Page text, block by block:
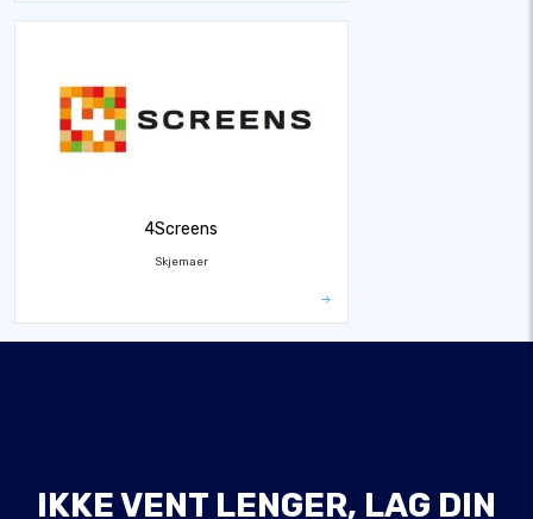
4Screens
Skjemaer
IKKE VENT LENGER, LAG DIN